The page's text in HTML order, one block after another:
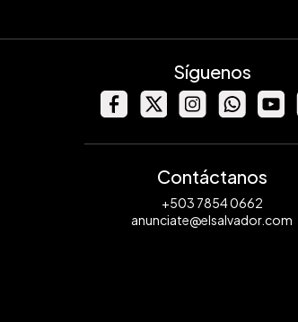
Síguenos
Contáctanos
+503 7854 0662
anunciate@elsalvador.com